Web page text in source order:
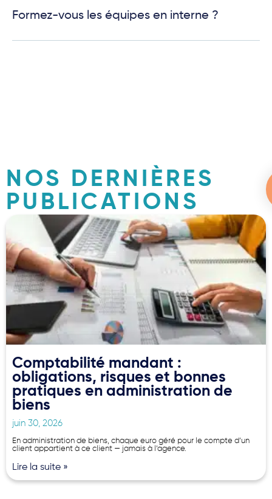
Formez-vous les équipes en interne ?
NOS DERNIÈRES
PUBLICATIONS
Comptabilité mandant :
obligations, risques et bonnes
pratiques en administration de
biens
juin 30, 2026
En administration de biens, chaque euro géré pour le compte d’un
client appartient à ce client — jamais à l’agence.
Lire la suite »